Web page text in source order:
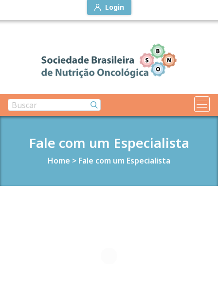
Login
Fale com um Especialista
Home > Fale com um Especialista